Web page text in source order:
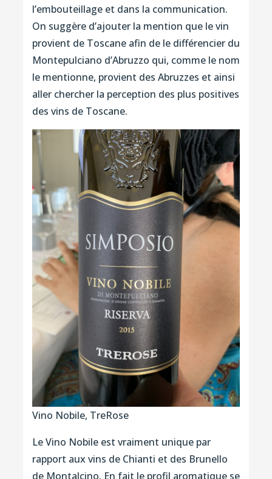
l’embouteillage et dans la communication.
On suggère d’ajouter la mention que le vin
provient de Toscane afin de le différencier du
Montepulciano d’Abruzzo qui, comme le nom
le mentionne, provient des Abruzzes et ainsi
aller chercher la perception des plus positives
des vins de Toscane.
Vino Nobile, TreRose
Le Vino Nobile est vraiment unique par
rapport aux vins de Chianti et des Brunello
de Montalcino. En fait le profil aromatique se